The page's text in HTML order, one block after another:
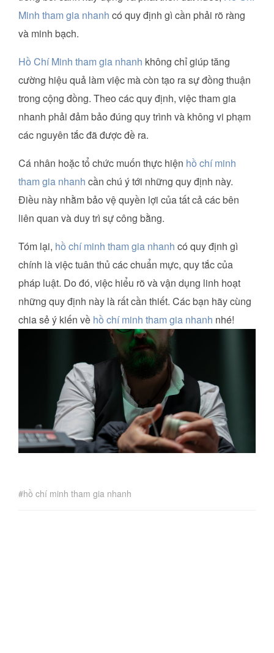
Minh tham gia nhanh có quy định gì cần phải rõ ràng
và minh bạch.
Hồ Chí Minh tham gia nhanh không chỉ giúp tăng
cường hiệu quả làm việc mà còn tạo ra sự đồng thuận
trong cộng đồng. Theo các quy định, việc tham gia
nhanh phải đảm bảo đúng quy trình và không vi phạm
các nguyên tắc đã được đề ra.
Cá nhân hoặc tổ chức muốn thực hiện hồ chí minh
tham gia nhanh cần chú ý tới những quy định này.
Điều này nhằm bảo vệ quyền lợi của tất cả các bên
liên quan và duy trì sự công bằng.
Tóm lại, hồ chí minh tham gia nhanh có quy định gì
chính là việc tuân thủ các chuẩn mực, quy tắc của
pháp luật. Do đó, việc hiểu rõ và vận dụng linh hoạt
những quy định này là rất cần thiết. Các bạn hãy cùng
chia sẻ ý kiến về hồ chí minh tham gia nhanh nhé!
hồ chí minh tham gia nhanh